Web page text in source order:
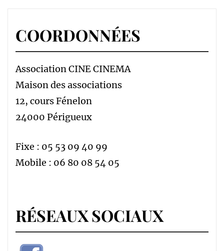
COORDONNÉES
Association CINE CINEMA
Maison des associations
12, cours Fénelon
24000 Périgueux
Fixe : 05 53 09 40 99
Mobile : 06 80 08 54 05
RÉSEAUX SOCIAUX